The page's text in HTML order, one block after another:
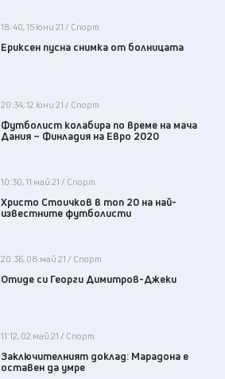
18:40, 15 юни 21 / Спорт
Ериксен пусна снимка от болницата
20:34, 12 юни 21 / Спорт
Футболист колабира по време на мача
Дания – Финладия на Евро 2020
10:30, 11 май 21 / Спорт
Христо Стоичков в топ 20 на най-
известните футболисти
20:36, 08 май 21 / Спорт
Отиде си Георги Димитров-Джеки
11:12, 02 май 21 / Спорт
Заключителният доклад: Марадона е
оставен да умре